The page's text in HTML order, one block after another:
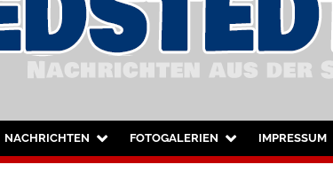
aus Bredstedt und
NACHRICHTEN FOTOGALERIEN IMPRESSUM